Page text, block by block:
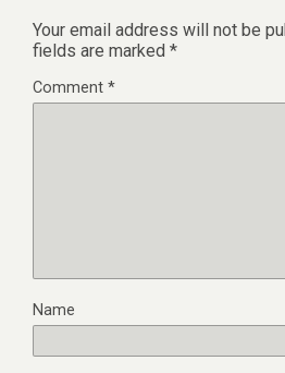
Your email address will not be
fields are marked *
Comment *
Name